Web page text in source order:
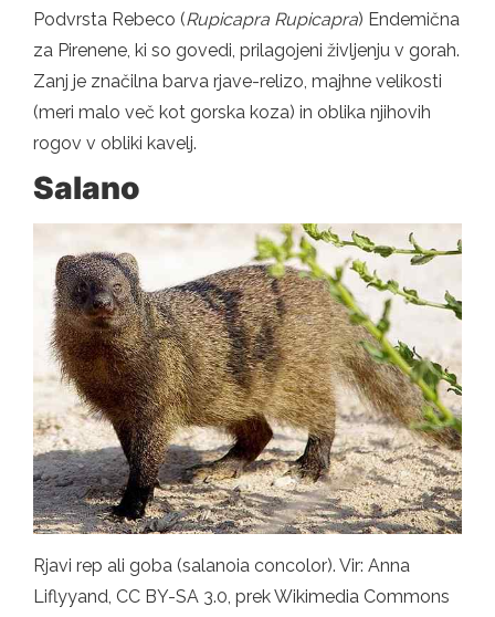
Podvrsta Rebeco (Rupicapra Rupicapra) Endemična
za Pirenene, ki so govedi, prilagojeni življenju v gorah.
Zanj je značilna barva rjave-relizo, majhne velikosti
(meri malo več kot gorska koza) in oblika njihovih
rogov v obliki kavelj.
Salano
Rjavi rep ali goba (salanoia concolor). Vir: Anna
Liflyyand, CC BY-SA 3.0, prek Wikimedia Commons